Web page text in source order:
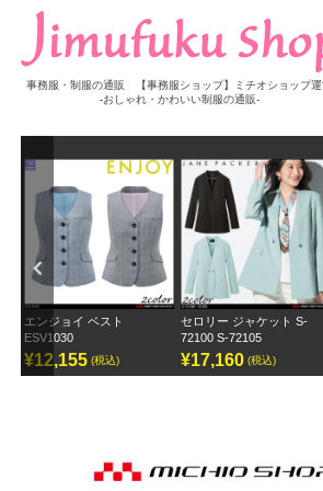
事務服・制服の通販 【事務服ショップ】ミチオショップ
-おしゃれ・かわいい制服の通販-
ous
エンジョイ ベスト
ESV1030
¥12,155 (税込)
セロリー ジャケット S-
72100 S-72105
¥17,160 (税込)